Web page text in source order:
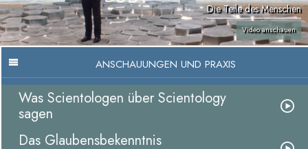
Die Teile des Menschen
Video anschauen
ANSCHAUUNGEN UND PRAXIS
Was Scientologen über Scientology
sagen
Das Glaubensbekenntnis